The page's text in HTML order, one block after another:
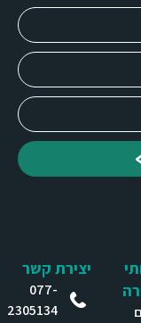
יצירת קשר
077-
2305134